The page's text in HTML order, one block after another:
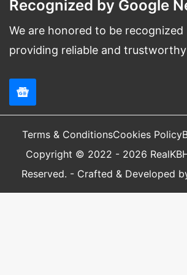
Recognized by Google
We are honored to be
providing reliable and
Terms & ConditionsCookies Policy
Copyright © 2022 - 2026
Reserved. - Crafted & Developed